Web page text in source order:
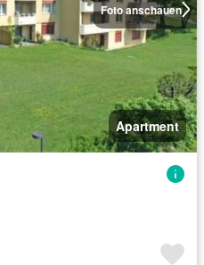
Foto anschauen
Apartment